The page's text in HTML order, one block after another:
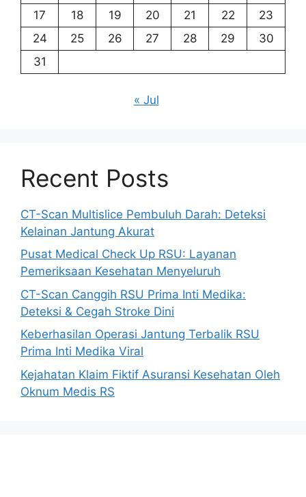
17
18 19 20 21 22
23
24
25 26 27 28 29
30
31
« Jul
Recent Posts
CT-Scan Multislice Pembuluh Darah: Deteksi
Kelainan Jantung Akurat
Pusat Medical Check Up RSU: Layanan
Pemeriksaan Kesehatan Menyeluruh
CT-Scan Canggih RSU Prima Inti Medika:
Deteksi & Cegah Stroke Dini
Keberhasilan Operasi Jantung Terbalik RSU
Prima Inti Medika Viral
Kejahatan Klaim Fiktif Asuransi Kesehatan Oleh
Oknum Medis RS